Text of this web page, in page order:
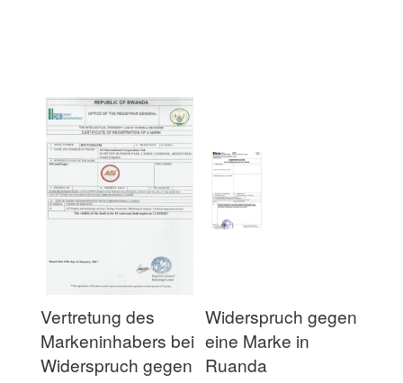
Vertretung des
Markeninhabers bei
Widerspruch gegen
Widerspruch gegen
eine Marke in
Ruanda